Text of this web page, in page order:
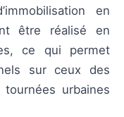
en
être réalisé en
ce qui permet
sur ceux des
urbaines